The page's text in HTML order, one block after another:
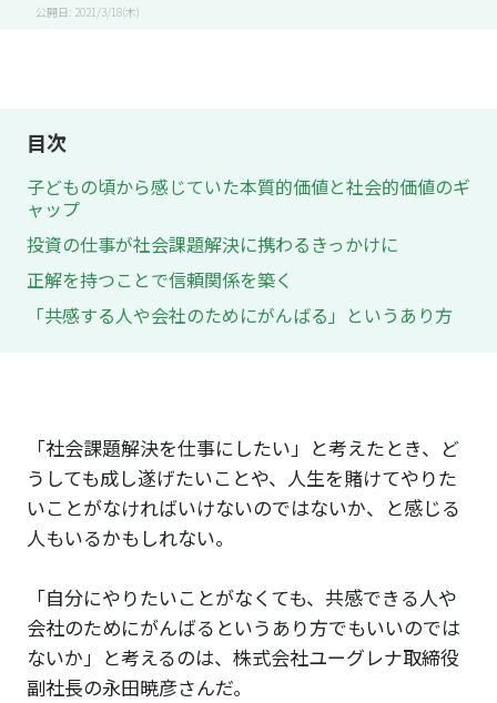
公開日: 2021/3/18(木)
目次
子どもの頃から感じていた本質的価値と社会的価値のギ
ャップ
投資の仕事が社会課題解決に携わるきっかけに
正解を持つことで信頼関係を築く
「共感する人や会社のためにがんばる」というあり方
「社会課題解決を仕事にしたい」と考えたとき、ど
うしても成し遂げたいことや、人生を賭けてやりた
いことがなければいけないのではないか、と感じる
人もいるかもしれない。
「自分にやりたいことがなくても、共感できる人や
会社のためにがんばるというあり方でもいいのでは
ないか」と考えるのは、株式会社ユーグレナ取締役
副社長の永田暁彦さんだ。